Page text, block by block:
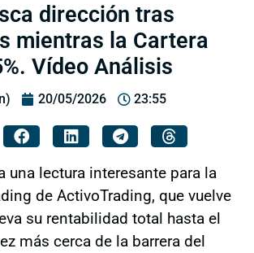
dirección tras
mientras la Cartera
Vídeo Análisis
20/05/2026 23:55
una lectura interesante para la
de ActivoTrading, que vuelve
su rentabilidad total hasta el
más cerca de la barrera del